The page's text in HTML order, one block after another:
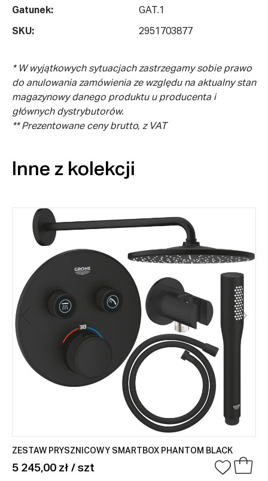
Gatunek: GAT.1
SKU: 2951703877
* W wyjątkowych sytuacjach zastrzegamy sobie prawo
do anulowania zamówienia ze względu na aktualny stan
magazynowy danego produktu u producenta i
głównych dystrybutorów.
** Prezentowane ceny brutto, z VAT
Inne z kolekcji
ZESTAW PRYSZNICOWY SMARTBOX PHANTOM BLACK
5 245,00 zł / szt